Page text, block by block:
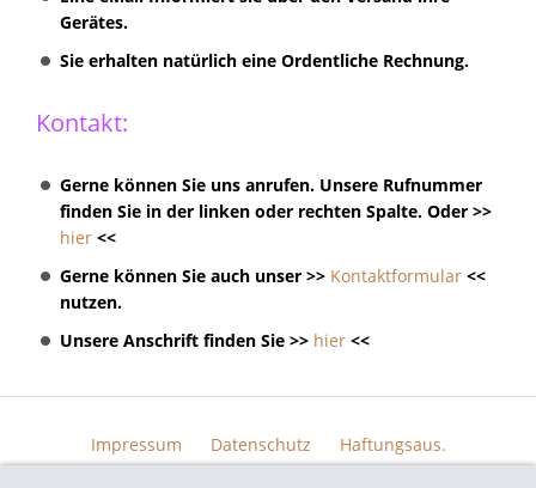
Gerätes.
Sie erhalten natürlich eine Ordentliche Rechnung.
Kontakt:
Gerne können Sie uns anrufen. Unsere Rufnummer
finden Sie in der linken oder rechten Spalte. Oder >>
hier <<
Gerne können Sie auch unser >> Kontaktformular <<
nutzen.
Unsere Anschrift finden Sie >> hier <<
Impressum Datenschutz
Haftungsaus.